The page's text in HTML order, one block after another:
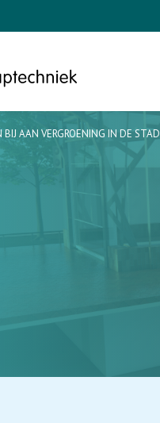
AAN VERGROENING IN DE STAD